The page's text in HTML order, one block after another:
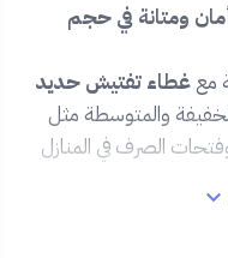
حديد زهر 40×40 – أمان ومتانة في حجم
معغطاء تفتيش حديد
والمتوسطة مثل
الصرف في المنازل